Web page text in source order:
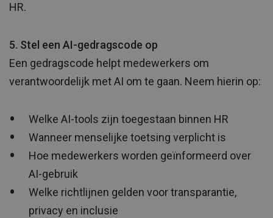
HR.
5. Stel een AI-gedragscode op
Een gedragscode helpt medewerkers om
verantwoordelijk met AI om te gaan. Neem hierin op:
Welke AI-tools zijn toegestaan binnen HR
Wanneer menselijke toetsing verplicht is
Hoe medewerkers worden geïnformeerd over
AI-gebruik
Welke richtlijnen gelden voor transparantie,
privacy en inclusie